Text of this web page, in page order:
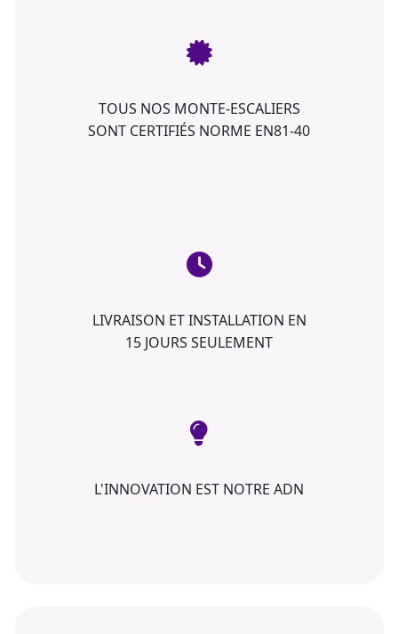
TOUS NOS MONTE-ESCALIERS
SONT CERTIFIÉS NORME EN81-40
LIVRAISON ET INSTALLATION EN
15 JOURS SEULEMENT
L'INNOVATION EST NOTRE ADN